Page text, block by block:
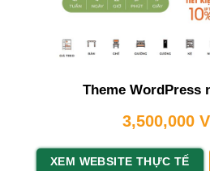
Theme WordPress
3,500,000
XEM WEBSITE THỰC TẾ